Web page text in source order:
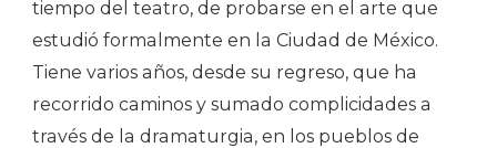
tiempo del teatro, de probarse en el arte que
estudió formalmente en la Ciudad de México.
Tiene varios años, desde su regreso, que ha
recorrido caminos y sumado complicidades a
través de la dramaturgia, en los pueblos de